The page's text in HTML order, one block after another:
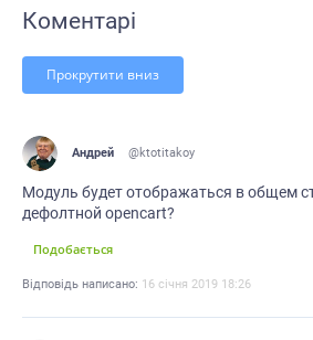
Коментарі
Прокрутити вниз
Андрей @ktotitakoy
Модуль будет отображаться в общем
дефолтной opencart?
Подобається
Відповідь написано: 16 cічня 2019 18:26